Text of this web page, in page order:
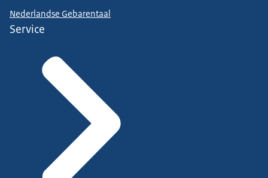
Nederlandse Gebarentaal
Service